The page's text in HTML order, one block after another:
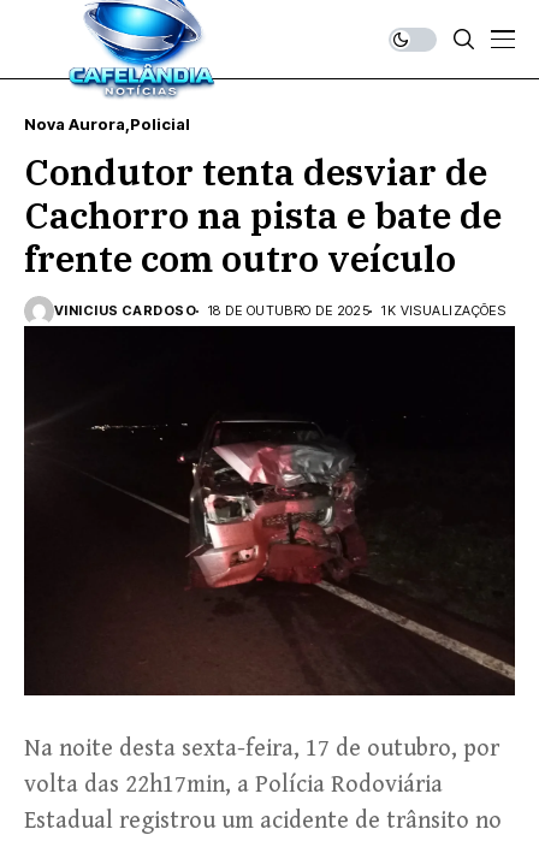
Nova Aurora Policial
Condutor tenta desviar de
Cachorro na pista e bate de
frente com outro veículo
VINICIUS CARDOSO 18 DE OUTUBRO DE 2025 1K VISUALIZAÇÕES
Na noite desta sexta-feira, 17 de outubro, por
volta das 22h17min, a Polícia Rodoviária
Estadual registrou um acidente de trânsito no